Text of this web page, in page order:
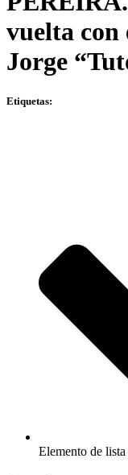
vuelta con
Jorge
Etiquetas:
Elemento de lista